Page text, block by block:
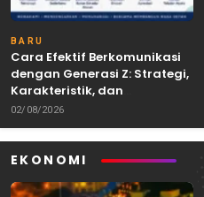
BARU
Cara Efektif Berkomunikasi
dengan Generasi Z: Strategi,
Karakteristik, dan
Tantangannya
02/08/2026
EKONOMI